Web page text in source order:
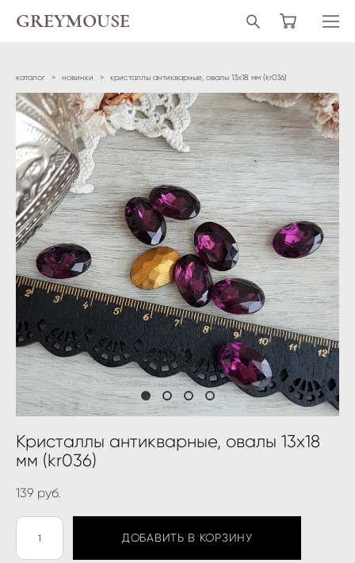
GREYMOUSE
каталог > новинки > кристаллы антикварные, овалы 13х18 мм (kr036)
Кристаллы антикварные, овалы 13х18
мм (kr036)
139 pуб.
ДОБАВИТЬ В КОРЗИНУ